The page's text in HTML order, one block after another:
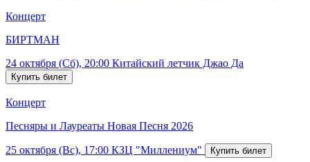
Концерт
БИРТМАН
24 октября (Сб), 20:00 Китайский летчик Джао Да
Концерт
Песняры и Лауреаты Новая Песня 2026
25 октября (Вс), 17:00 КЗЦ "Миллениум"